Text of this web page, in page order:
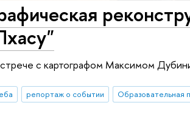
с картографом Максимом
репортаж о событии